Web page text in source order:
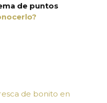
de puntos
de bonito en